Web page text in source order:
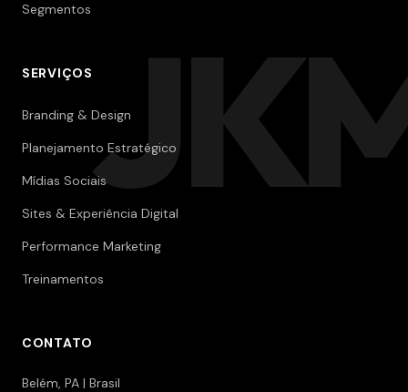
Segmentos
SERVIÇOS
Branding & Design
Planejamento Estratégico
Mídias Sociais
Sites & Experiência Digital
Performance Marketing
Treinamentos
CONTATO
Belém, PA | Brasil